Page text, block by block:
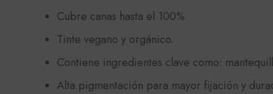
Cubre canas hasta el 100%
Tinte vegano y orgánico.
Contiene ingredientes clave como:
Alta pigmentación para mayor fijación y